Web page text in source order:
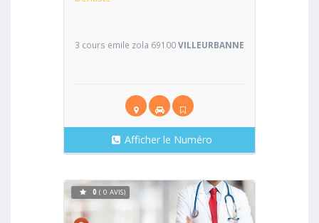
3 cours emile zola 69100VILLEURBANNE
Afficher le Numéro
Voir
0 ( 0 AVIS)